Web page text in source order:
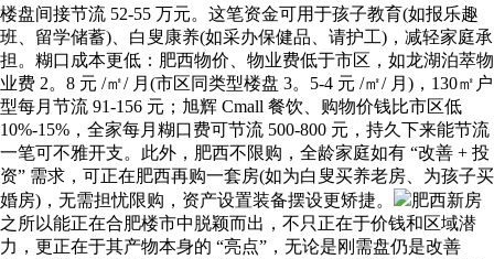
楼盘间接节流 52-55 万元。这笔资金可用于孩子教育(如报乐趣
班、留学储蓄)、白叟康养(如采办保健品、请护工)，减轻家庭承
担。糊口成本更低：肥西物价、物业费低于市区，如龙湖泊萃物
业费 2。8 元 /㎡/ 月(市区同类型楼盘 3。5-4 元 /㎡/ 月)，130㎡户
型每月节流 91-156 元；旭辉 Cmall 餐饮、购物价钱比市区低
10%-15%，全家每月糊口费可节流 500-800 元，持久下来能节流
一笔可不雅开支。此外，肥西不限购，全龄家庭如有 “改善 + 投
资” 需求，可正在肥西再购一套房(如为白叟买养老房、为孩子买
婚房)，无需担忧限购，资产设置装备摆设更矫捷。
肥西新房
之所以能正在合肥楼市中脱颖而出，不只正在于价钱和区域潜
力，更正在于其产物本身的 “亮点”，无论是刚需盘仍是改善